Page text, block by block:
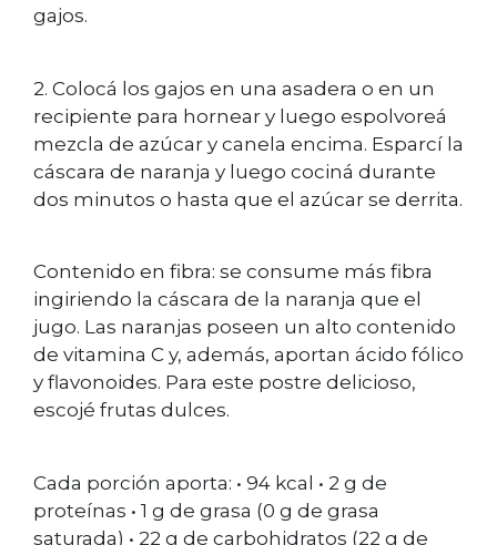
gajos.
2. Colocá los gajos en una asadera o en un
recipiente para hornear y luego espolvoreá
mezcla de azúcar y canela encima. Esparcí la
cáscara de naranja y luego cociná durante
dos minutos o hasta que el azúcar se derrita.
Contenido en fibra: se consume más fibra
ingiriendo la cáscara de la naranja que el
jugo. Las naranjas poseen un alto contenido
de vitamina C y, además, aportan ácido fólico
y flavonoides. Para este postre delicioso,
escojé frutas dulces.
Cada porción aporta: • 94 kcal • 2 g de
proteínas • 1 g de grasa (0 g de grasa
saturada) • 22 g de carbohidratos (22 g de